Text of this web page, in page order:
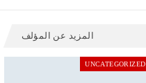
المزيد عن المؤلف
UNCATEGORIZED